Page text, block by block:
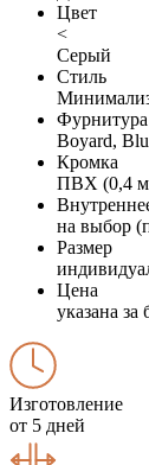
Цвет
<
Серый
Стиль
Фурнитура
Boyard,
Кромка
ПВХ (0,4
на выбор
Размер
Цена
указана
Изготовление
от 5 дней